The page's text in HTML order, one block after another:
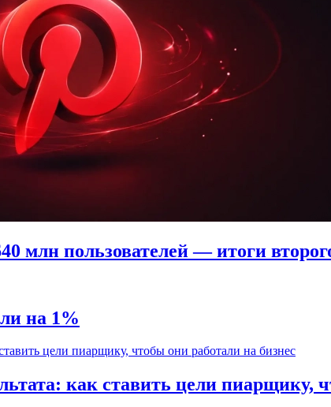
млн пользователей — итоги
на 1%
как ставить цели пиарщику,